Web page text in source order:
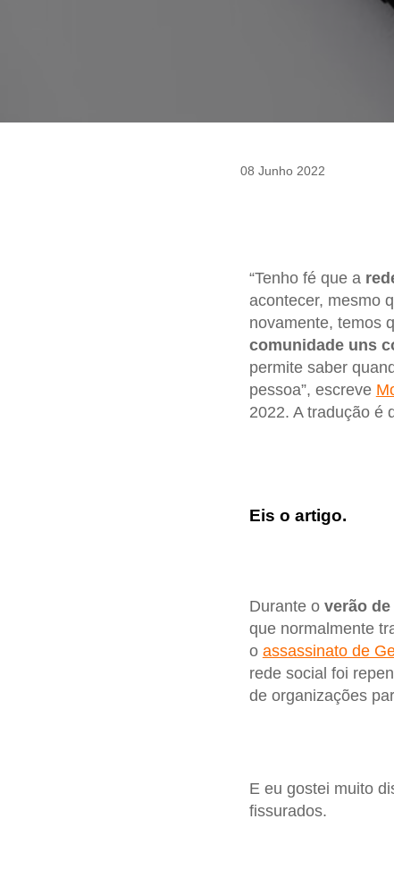
08 Junho 2022
“Tenho fé que a
acontecer, mesmo
novamente, temos
comunidade uns
permite saber
pessoa”, escreve
2022. A tradução é
Eis o artigo.
Durante o verão de
que normalmente
o assassinato de
rede social foi
de organizações
E eu gostei muito
fissurados.